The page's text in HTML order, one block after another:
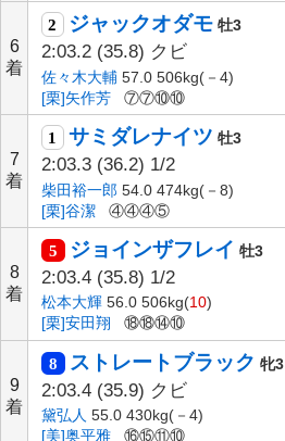
6
着
2 ジャックオダモ 牡3
2:03.2 (35.8) クビ
佐々木大輔 57.0 506kg(－4)
[栗]矢作芳
⑦⑦⑩⑩
7
着
1 サミダレナイツ 牡3
2:03.3 (36.2) 1/2
柴田裕一郎 54.0 474kg(－8)
[栗]谷潔
④④④⑤
8
着
5 ジョインザフレイ 牡3
2:03.4 (35.8) 1/2
松本大輝 56.0 506kg(10)
[栗]安田翔
⑱⑱⑭⑩
9
着
8 ストレートブラック 牝3
2:03.4 (35.9) クビ
黛弘人 55.0 430kg(－4)
[美]奥平雅
⑯⑮⑪⑩